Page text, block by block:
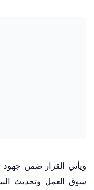
ويأتي القرار ضمن جهود
سوق العمل وتحديث